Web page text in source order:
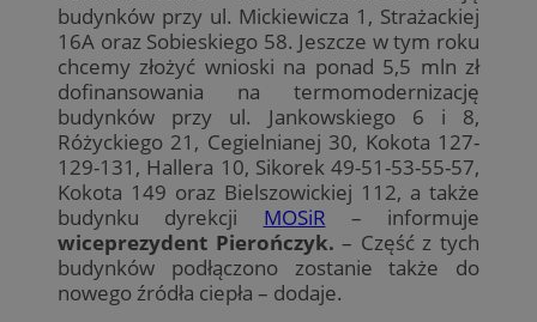
budynków przy ul. Mickiewicza 1, Strażackiej
16A oraz Sobieskiego 58. Jeszcze w tym roku
chcemy złożyć wnioski na ponad 5,5 mln zł
dofinansowania na termomodernizację
budynków przy ul. Jankowskiego 6 i 8,
Różyckiego 21, Cegielnianej 30, Kokota 127-
129-131, Hallera 10, Sikorek 49-51-53-55-57,
Kokota 149 oraz Bielszowickiej 112, a także
budynku dyrekcji MOSiR – informuje
wiceprezydent Pierończyk. – Część z tych
budynków podłączono zostanie także do
nowego źródła ciepła – dodaje.